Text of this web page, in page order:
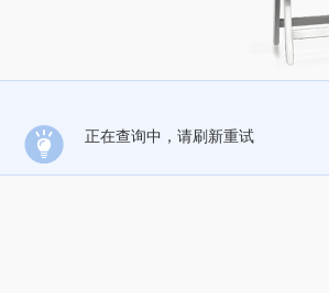
正在查询中，请刷新重试